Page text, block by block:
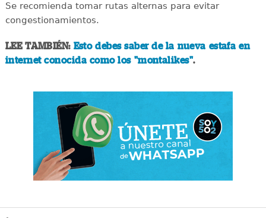
Se recomienda tomar rutas alternas para evitar
congestionamientos.
LEE TAMBIÉN: Esto debes saber de la nueva estafa en
internet conocida como los "montalikes".